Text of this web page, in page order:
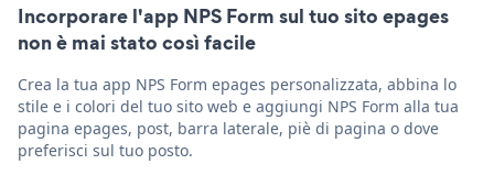
Incorporare l'app NPS Form sul tuo sito epages
non è mai stato così facile
Crea la tua app NPS Form epages personalizzata, abbina lo
stile e i colori del tuo sito web e aggiungi NPS Form alla tua
pagina epages, post, barra laterale, piè di pagina o dove
preferisci sul tuo posto.